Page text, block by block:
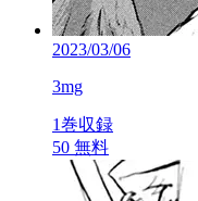
2023/03/06
3mg
1巻収録
50 無料